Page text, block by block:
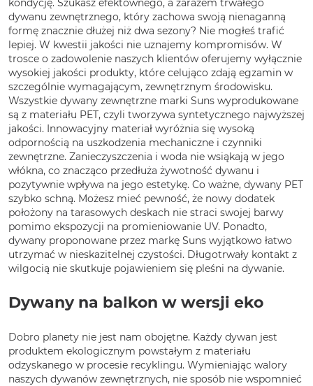
kondycję. Szukasz efektownego, a zarazem trwałego
dywanu zewnętrznego, który zachowa swoją nienaganną
formę znacznie dłużej niż dwa sezony? Nie mogłeś trafić
lepiej. W kwestii jakości nie uznajemy kompromisów. W
trosce o zadowolenie naszych klientów oferujemy wyłącznie
wysokiej jakości produkty, które celująco zdają egzamin w
szczególnie wymagającym, zewnętrznym środowisku.
Wszystkie dywany zewnętrzne marki Suns wyprodukowane
są z materiału PET, czyli tworzywa syntetycznego najwyższej
jakości. Innowacyjny materiał wyróżnia się wysoką
odpornością na uszkodzenia mechaniczne i czynniki
zewnętrzne. Zanieczyszczenia i woda nie wsiąkają w jego
włókna, co znacząco przedłuża żywotność dywanu i
pozytywnie wpływa na jego estetykę. Co ważne, dywany PET
szybko schną. Możesz mieć pewność, że nowy dodatek
położony na tarasowych deskach nie straci swojej barwy
pomimo ekspozycji na promieniowanie UV. Ponadto,
dywany proponowane przez markę Suns wyjątkowo łatwo
utrzymać w nieskazitelnej czystości. Długotrwały kontakt z
wilgocią nie skutkuje pojawieniem się pleśni na dywanie.
Dywany na balkon w wersji eko
Dobro planety nie jest nam obojętne. Każdy dywan jest
produktem ekologicznym powstałym z materiału
odzyskanego w procesie recyklingu. Wymieniając walory
naszych dywanów zewnętrznych, nie sposób nie wspomnieć